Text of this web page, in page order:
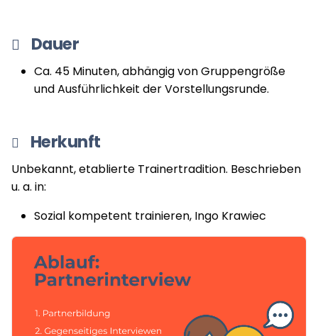
Dauer
Ca. 45 Minuten, abhängig von Gruppengröße
und Ausführlichkeit der Vorstellungsrunde.
Herkunft
Unbekannt, etablierte Trainertradition. Beschrieben
u. a. in:
Sozial kompetent trainieren, Ingo Krawiec